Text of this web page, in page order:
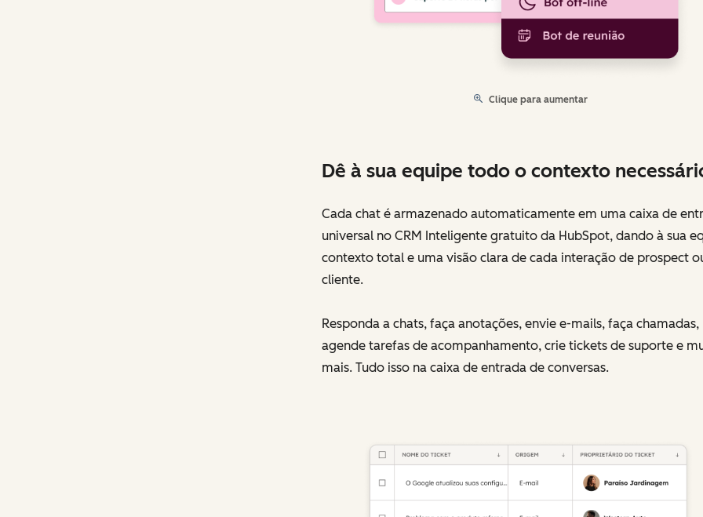
Clique para aumentar
Dê à sua equipe todo o contexto
Cada chat é armazenado automaticamente em uma caixa de
universal no CRM Inteligente gratuito da HubSpot, dando à sua
contexto total e uma visão clara de cada interação de prospect
cliente.
Responda a chats, faça anotações, envie e-mails, faça chamadas,
agende tarefas de acompanhamento, crie tickets de suporte e
mais. Tudo isso na caixa de entrada de conversas.